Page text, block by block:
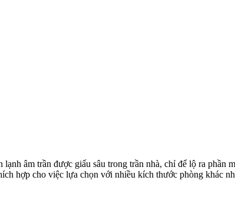
âm trần được giấu sâu trong trần nhà, chỉ để lộ ra phần
hợp cho việc lựa chọn với nhiều kích thước phòng khác